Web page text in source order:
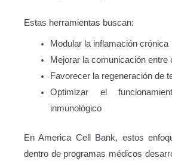
Estas herramientas buscan:
Modular la inflamación crónica
Mejorar la comunicación entre
Favorecer la regeneración de
Optimizar el
inmunológico
En America Cell Bank, estos
dentro de programas médicos